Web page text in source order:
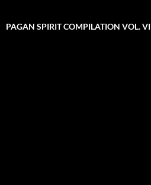
PAGAN SPIRIT COMPILATION VOL. VI